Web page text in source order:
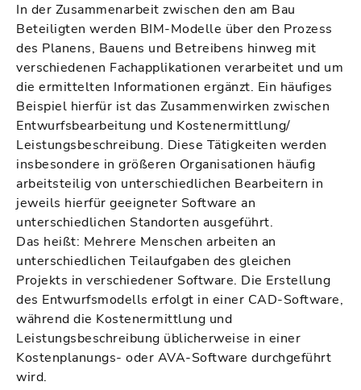
In der Zusammenarbeit zwischen den am Bau
Beteiligten werden BIM-Modelle über den Prozess
des Planens, Bauens und Betreibens hinweg mit
verschiedenen Fachapplikationen verarbeitet und um
die ermittelten Informationen ergänzt. Ein häufiges
Beispiel hierfür ist das Zusammenwirken zwischen
Entwurfsbearbeitung und Kostenermittlung/
Leistungsbeschreibung. Diese Tätigkeiten werden
insbesondere in größeren Organisationen häufig
arbeitsteilig von unterschiedlichen Bearbeitern in
jeweils hierfür geeigneter Software an
unterschiedlichen Standorten ausgeführt.
Das heißt: Mehrere Menschen arbeiten an
unterschiedlichen Teilaufgaben des gleichen
Projekts in verschiedener Software. Die Erstellung
des Entwurfsmodells erfolgt in einer CAD-Software,
während die Kostenermittlung und
Leistungsbeschreibung üblicherweise in einer
Kostenplanungs- oder AVA-Software durchgeführt
wird.